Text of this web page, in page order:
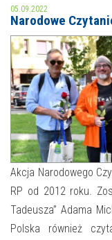
MOJE KONTO
AKTUALNOŚCI
NAJBLIŻSZE
WYDARZYŁO
NASZA OFERTA
STREFA WIEDZY O
STREFA KOLORU
FORMY STAŁE
NASZE FILIE
POLECANE
05.09.2022
Narodowe
Akcja Narodowego
RP od 2012 roku.
Tadeusza” Adama
Polska również